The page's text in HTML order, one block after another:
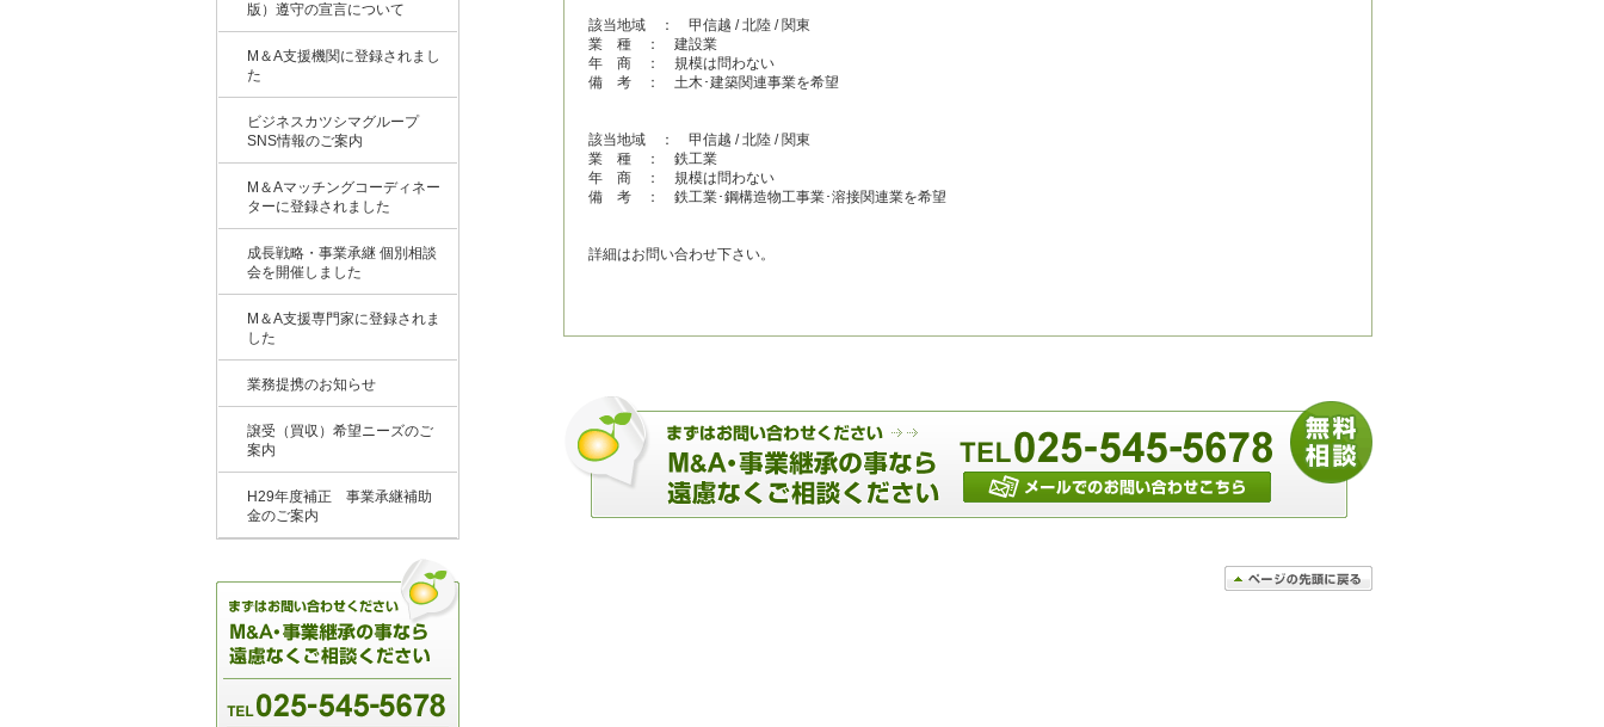
該当地域 ： 甲信越 / 北陸 / 関東
業 種 ： 建設業
年 商 ： 規模は問わない
備 考 ： 土木･建築関連事業を希望
該当地域 ： 甲信越 / 北陸 / 関東
業 種 ： 鉄工業
年 商 ： 規模は問わない
備 考 ： 鉄工業･鋼構造物工事業･溶接関連業を希望
詳細はお問い合わせ下さい。
版）遵守の宣言について
M＆A支援機関に登録されまし
た
ビジネスカツシマグループ
SNS情報のご案内
M＆Aマッチングコーディネー
ターに登録されました
成長戦略・事業承継 個別相談
会を開催しました
M＆A支援専門家に登録されま
した
業務提携のお知らせ
譲受（買収）希望ニーズのご
案内
H29年度補正 事業承継補助
金のご案内